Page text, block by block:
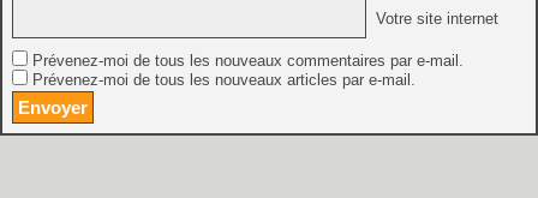
Votre site internet
Prévenez-moi de tous les nouveaux commentaires par e-mail.
Prévenez-moi de tous les nouveaux articles par e-mail.